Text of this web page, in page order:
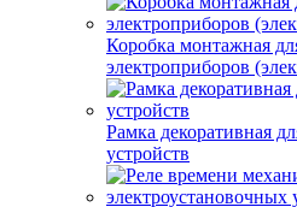
Коробка монтажная
электроприборов
Рамка декоративная
устройств